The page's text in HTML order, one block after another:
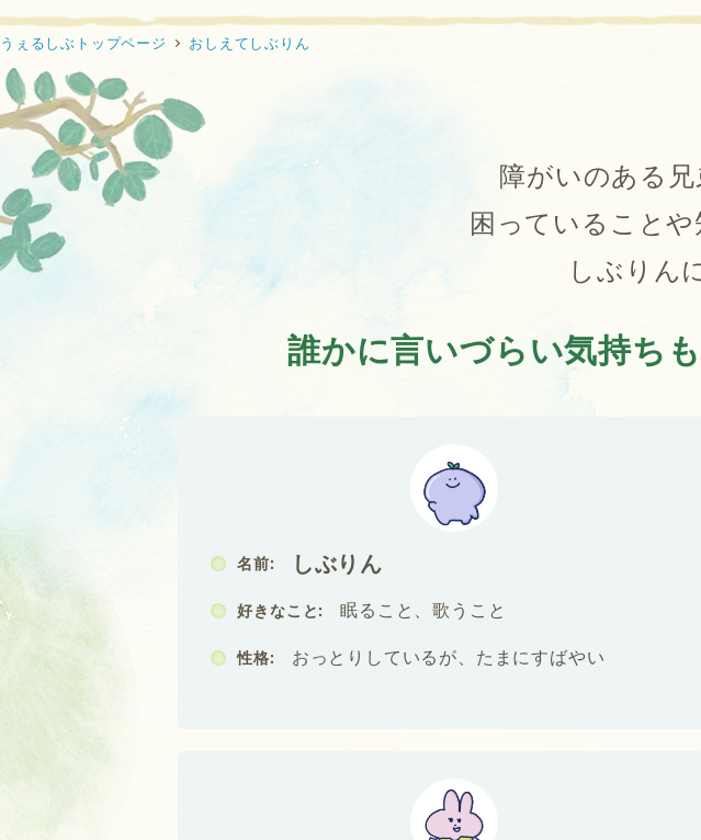
うぇるしぶトップページ おしえてしぶりん
障がいのある
困っていること
しぶりん
誰かに言いづらい気持ちも
名前: しぶりん
好きなこと: 眠ること、歌うこと
性格: おっとりしているが、たまにすばやい